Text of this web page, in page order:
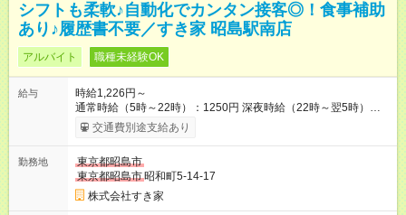
シフトも柔軟♪自動化でカンタン接客◎！食事補助
あり♪履歴書不要／すき家 昭島駅南店
アルバイト 職種未経験OK
給与
時給1,226円～
通常時給（5時～22時）：1250円 深夜時給（22時～翌5時）：
1563円 高校生時給：1226円 【特別手当】早朝手当（5：00-9：
00）時給+150円 【試用期間】試用期間あり 試用期間の長さ：1
30日（※条件変更なし）ですが、切り上げで一ヶ月とさせてい
ただきます。 研修制度あり：15時間(研修中も同時給）
交通費別途支給あり
勤務地
東京都昭島市
東京都昭島市 昭和町5-14-17
株式会社すき家